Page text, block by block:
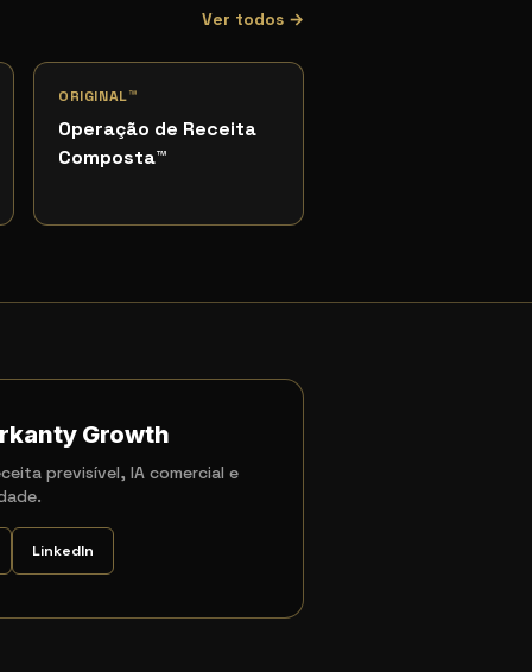
Ver todos →
ORIGINAL™
Operação de Receita
Composta™
Growth
previsível, IA comercial e
LinkedIn